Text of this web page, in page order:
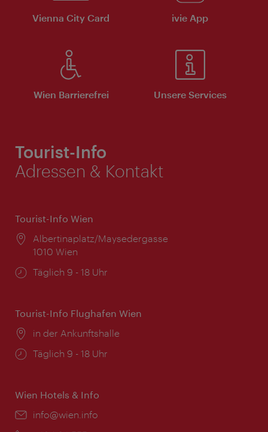
Vienna City Card ivie App
Wien Barrierefrei Unsere Services
Tourist-Info
Adressen & Kontakt
Tourist-Info Wien
Ort:
Albertinaplatz/Maysedergasse
1010 Wien
Öffnungszeiten:
Täglich 9 - 18 Uhr
Tourist-Info Flughafen Wien
Ort:
in der Ankunftshalle
Öffnungszeiten:
Täglich 9 - 18 Uhr
Wien Hotels & Info
Email:
info@wien.info